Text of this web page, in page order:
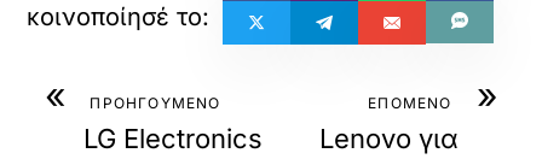
« ΠΡΟΗΓΟΥΜΕΝΟ
LG Electronics
»
ΕΠΟΜΕΝΟ
Lenovo για